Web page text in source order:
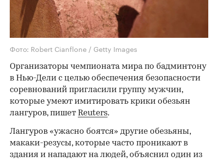
Фото: Robert Cianflone / Getty Images
Организаторы чемпионата мира по бадминтону
в Нью-Дели с целью обеспечения безопасности
соревнований пригласили группу мужчин,
которые умеют имитировать крики обезьян
лангуров, пишет Reuters.
Лангуров «ужасно боятся» другие обезьяны,
макаки-резусы, которые часто проникают в
здания и нападают на людей, объяснил один из